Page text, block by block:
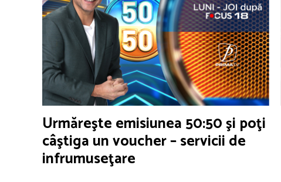
Urmăreşte emisiunea 50:50 şi poţi
câştiga un voucher – servicii de
infrumuseţare